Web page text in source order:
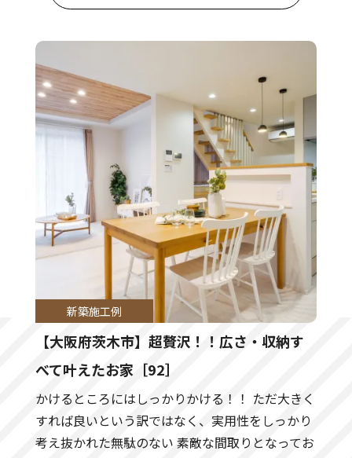
新築施工例
【大阪府茨木市】超贅沢！！広さ・収納す
べて叶えたお家［92］
かけるところにはしっかりかける！！ ただ大きく
すれば良いという訳ではなく、実用性をしっかり
考え抜かれた無駄のない 素敵な間取りとなってお